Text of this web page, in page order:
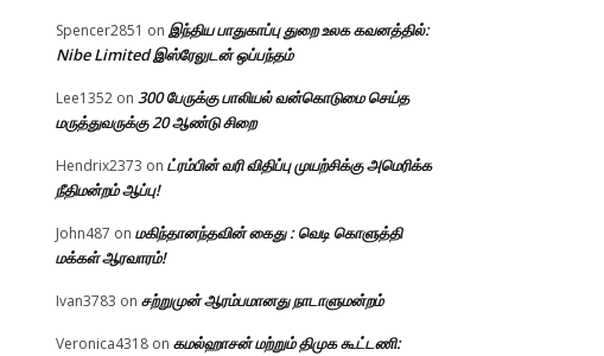
Spencer2851 on இந்திய பாதுகாப்பு துறை உலக கவனத்தில்:
Nibe Limited இஸ்ரேலுடன் ஒப்பந்தம்
Lee1352 on 300 பேருக்கு பாலியல் வன்கொடுமை செய்த
மருத்துவருக்கு 20 ஆண்டு சிறை
Hendrix2373 on ட்ரம்பின் வரி விதிப்பு முயற்சிக்கு அமெரிக்க
நீதிமன்றம் ஆப்பு!
John487 on மகிந்தானந்தவின் கைது : வெடி கொளுத்தி
மக்கள் ஆரவாரம்!
Ivan3783 on சற்றுமுன் ஆரம்பமானது நாடாளுமன்றம்
Veronica4318 on கமல்ஹாசன் மற்றும் திமுக கூட்டணி: